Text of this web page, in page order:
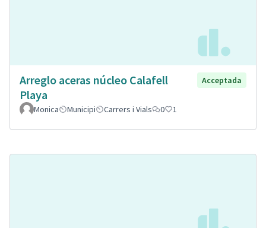
Arreglo aceras núcleo Calafell
Playa
Acceptada
Monica Municipi Carrers i Vials 0 1